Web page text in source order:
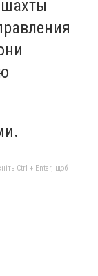
Ctrl + Enter, щоб